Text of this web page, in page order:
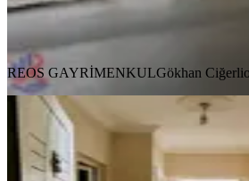
REOS GAYRİMENKUL
REOS GAYRİMENKULGökhan
YENİ
Reos Tan 2+1
Onikişubat,